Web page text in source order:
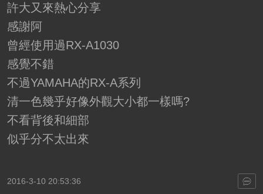
許大又來熱心分享
感謝阿
曾經使用過RX-A1030
感覺不錯
不過YAMAHA的RX-A系列
清一色幾乎好像外觀大小都一樣嗎?
不看背後和細部
似乎分不太出來
2016-3-10 20:53:36